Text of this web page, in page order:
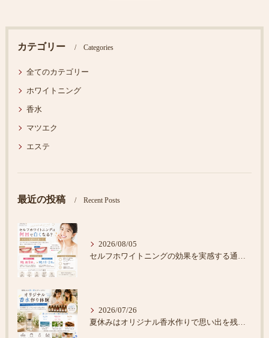
カテゴリー Categories
全てのカテゴリー
ホワイトニング
香水
マツエク
エステ
最近の投稿 Recent Posts
2026/08/05
セルフホワイトニングの効果を実感する通い方
2026/07/26
夏休みはオリジナル香水作りで思い出を残そう♪